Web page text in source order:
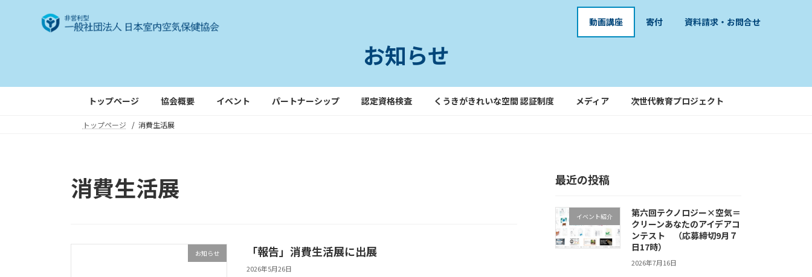
へ
ョ
動画講座 寄付 資料請求・お問合せ
お知らせ
トップページ 協会概要 イベント パートナーシップ 認定資格検査 くうきがきれいな空間 認証制度 メディア 次世代教育プロジェクト
トップページ 消費生活展
消費生活展
お知らせ 「報告」消費生活展に出展
2026年5月26日
最近の投稿
イベント紹介
第六回テクノロジー×空気＝
クリーンあなたのアイデアコ
ンテスト （応募締切9月７
日17時）
2026年7月16日